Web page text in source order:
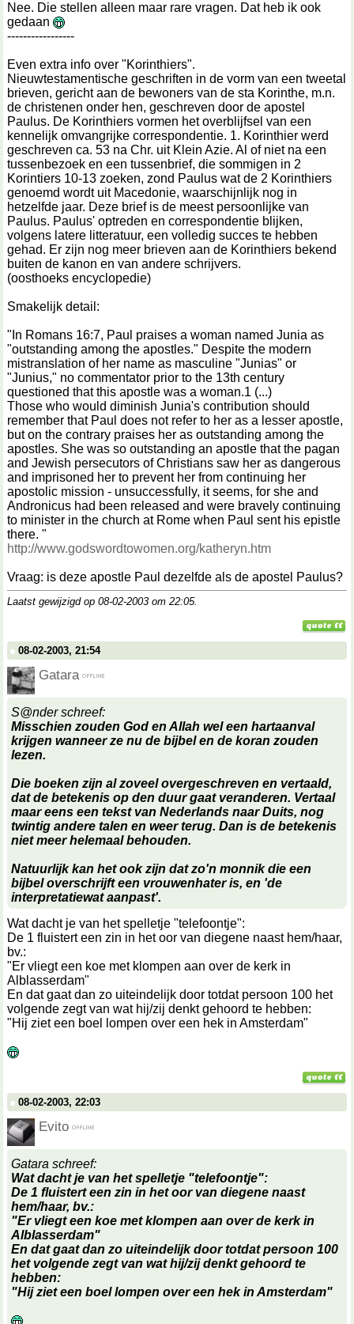
Nee. Die stellen alleen maar rare vragen. Dat heb ik ook
gedaan
-----------------
Even extra info over "Korinthiers".
Nieuwtestamentische geschriften in de vorm van een tweetal
brieven, gericht aan de bewoners van de sta Korinthe, m.n.
de christenen onder hen, geschreven door de apostel
Paulus. De Korinthiers vormen het overblijfsel van een
kennelijk omvangrijke correspondentie. 1. Korinthier werd
geschreven ca. 53 na Chr. uit Klein Azie. Al of niet na een
tussenbezoek en een tussenbrief, die sommigen in 2
Korintiers 10-13 zoeken, zond Paulus wat de 2 Korinthiers
genoemd wordt uit Macedonie, waarschijnlijk nog in
hetzelfde jaar. Deze brief is de meest persoonlijke van
Paulus. Paulus' optreden en correspondentie blijken,
volgens latere litteratuur, een volledig succes te hebben
gehad. Er zijn nog meer brieven aan de Korinthiers bekend
buiten de kanon en van andere schrijvers.
(oosthoeks encyclopedie)
Smakelijk detail:
"In Romans 16:7, Paul praises a woman named Junia as
"outstanding among the apostles." Despite the modern
mistranslation of her name as masculine "Junias" or
"Junius," no commentator prior to the 13th century
questioned that this apostle was a woman.1 (...)
Those who would diminish Junia's contribution should
remember that Paul does not refer to her as a lesser apostle,
but on the contrary praises her as outstanding among the
apostles. She was so outstanding an apostle that the pagan
and Jewish persecutors of Christians saw her as dangerous
and imprisoned her to prevent her from continuing her
apostolic mission - unsuccessfully, it seems, for she and
Andronicus had been released and were bravely continuing
to minister in the church at Rome when Paul sent his epistle
there. "
http://www.godswordtowomen.org/katheryn.htm
Vraag: is deze apostle Paul dezelfde als de apostel Paulus?
Laatst gewijzigd op 08-02-2003 om 22:05.
08-02-2003, 21:54
Gatara
S@nder schreef:
Misschien zouden God en Allah wel een hartaanval
krijgen wanneer ze nu de bijbel en de koran zouden
lezen.
Die boeken zijn al zoveel overgeschreven en vertaald,
dat de betekenis op den duur gaat veranderen. Vertaal
maar eens een tekst van Nederlands naar Duits, nog
twintig andere talen en weer terug. Dan is de betekenis
niet meer helemaal behouden.
Natuurlijk kan het ook zijn dat zo'n monnik die een
bijbel overschrijft een vrouwenhater is, en 'de
interpretatiewat aanpast'.
Wat dacht je van het spelletje "telefoontje":
De 1 fluistert een zin in het oor van diegene naast hem/haar,
bv.:
"Er vliegt een koe met klompen aan over de kerk in
Alblasserdam"
En dat gaat dan zo uiteindelijk door totdat persoon 100 het
volgende zegt van wat hij/zij denkt gehoord te hebben:
"Hij ziet een boel lompen over een hek in Amsterdam"
08-02-2003, 22:03
Evito
Gatara schreef:
Wat dacht je van het spelletje "telefoontje":
De 1 fluistert een zin in het oor van diegene naast
hem/haar, bv.:
"Er vliegt een koe met klompen aan over de kerk in
Alblasserdam"
En dat gaat dan zo uiteindelijk door totdat persoon 100
het volgende zegt van wat hij/zij denkt gehoord te
hebben:
"Hij ziet een boel lompen over een hek in Amsterdam"